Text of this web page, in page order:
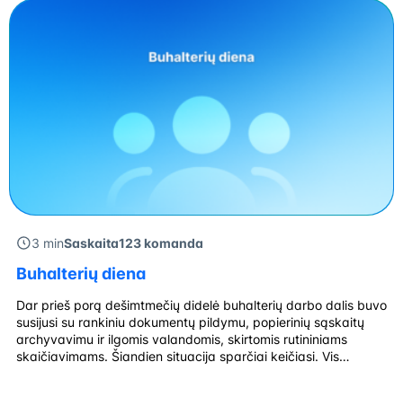
[…]
3 minSaskaita123 komanda
Buhalterių diena
Dar prieš porą dešimtmečių didelė buhalterių darbo dalis buvo
susijusi su rankiniu dokumentų pildymu, popierinių sąskaitų
archyvavimu ir ilgomis valandomis, skirtomis rutininiams
skaičiavimams. Šiandien situacija sparčiai keičiasi. Vis